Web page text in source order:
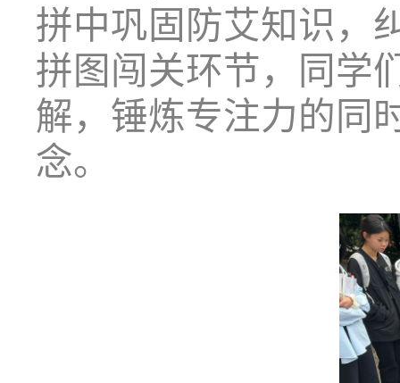
拼中巩固防艾知识，
拼图闯关环节，同学
解，锤炼专注力的同
念。